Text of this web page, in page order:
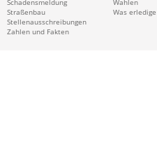
Schadensmeldung
Straßenbau
Stellenausschreibungen
Zahlen und Fakten
Wahlen
Was